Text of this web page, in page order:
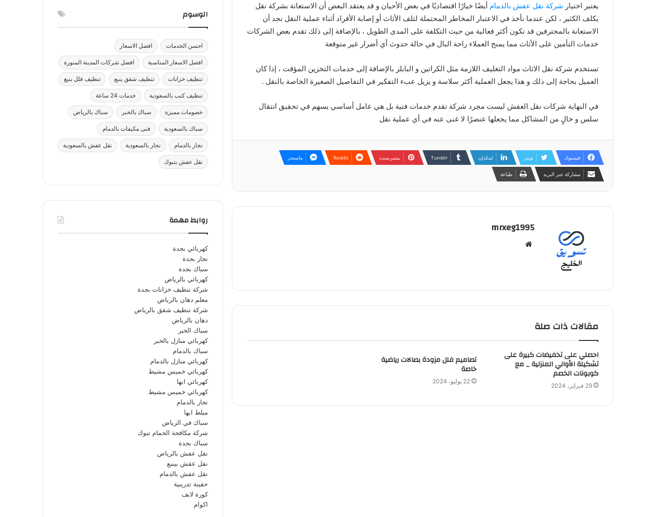
يعتبر اختيار شركة نقل عفش بالدمام أيضًا خيارًا اقتصاديًا في بعض الأحيان و قد يعتقد البعض أن الاستعانة بشركة نقل
يكلف الكثير ، لكن عندما نأخذ في الاعتبار المخاطر المحتملة لتلف الأثاث أو إصابة الأفراد أثناء عملية النقل نجد أن
الاستعانة بالمحترفين قد تكون أكثر فعالية من حيث التكلفة على المدى الطويل ، بالإضافة إلى ذلك تقدم بعض الشركات
خدمات التأمين على الأثاث مما يمنح العملاء راحة البال في حالة حدوث أي أضرار غير متوقعة
تستخدم شركة نقل الاثاث مواد التغليف اللازمة مثل الكراتين و البابلز بالإضافة إلى خدمات التخزين المؤقت ، إذا كان
العميل بحاجة إلى ذلك و هذا يجعل العملية أكثر سلاسة و يزيل عبء التفكير في التفاصيل الصغيرة الخاصة بالنقل .
في النهاية شركات نقل العفش ليست مجرد شركة تقدم خدمات فنية بل هي عامل أساسي يسهم في تحقيق انتقال
سلس و خالٍ من المشاكل مما يجعلها عنصرًا لا غنى عنه في أي عملية نقل
فيسبوك تويتر لينكدإن بينتيريست ماسنجر
مشاركة عبر البريد طباعة
mrxeg1995
مقالات ذات صلة
احصلي على تخفيضات كبيرة على
تشكيلة الأواني المنزلية _ مع
كوبونات الخصم
29 فبراير، 2024
تصاميم فلل مزودة بصالات رياضية
خاصة
22 يوليو، 2024
الوسوم
احسن الخدمات افضل الاسعار
افضل الاسعار المناسبة افضل شركات المدينة المنورة
تنظيف خزانات تنظيف شقق ينبع تنظيف فلل ينبع
تنظيف كنب بالسعودية خدمات 24 ساعة
خصومات مميزة سباك بالخبر سباك بالرياض
سباك بالسعودية فنى مكيفات بالدمام
نجار بالدمام نجار بالسعودية نقل عفش بالسعودية
نقل عفش بتبوك
روابط مهمة
كهربائي بجدة
نجار بجدة
سباك بجدة
كهربائي بالرياض
شركة تنظيف خزانات بجدة
معلم دهان بالرياض
شركة تنظيف شقق بالرياض
دهان بالرياض
سباك الخبر
كهربائي منازل بالخبر
سباك بالدمام
كهربائي منازل بالدمام
كهربائي خميس مشيط
كهربائي ابها
كهربائي خميس مشيط
نجار بالدمام
مبلط ابها
سباك في الرياض
شركة مكافحة الحمام تبوك
سباك بجدة
نقل عفش بالرياض
نقل عفش بينبع
نقل عفش بالدمام
حقيبة تدريبية
كورة لايف
اكوام